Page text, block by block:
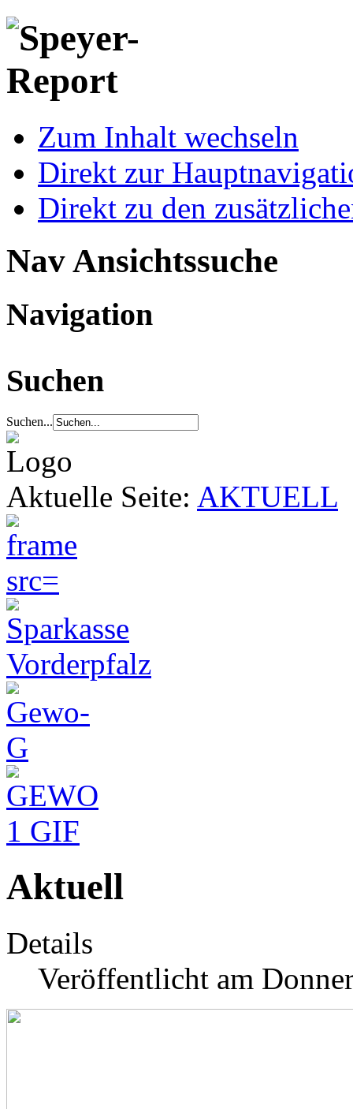
Zum Inhalt wechseln
Direkt zur
Direkt zu den
Nav Ansichtssuche
Navigation
Suchen
Suchen...
Aktuelle Seite: AKTUELL
Aktuell
Details
Veröffentlicht am